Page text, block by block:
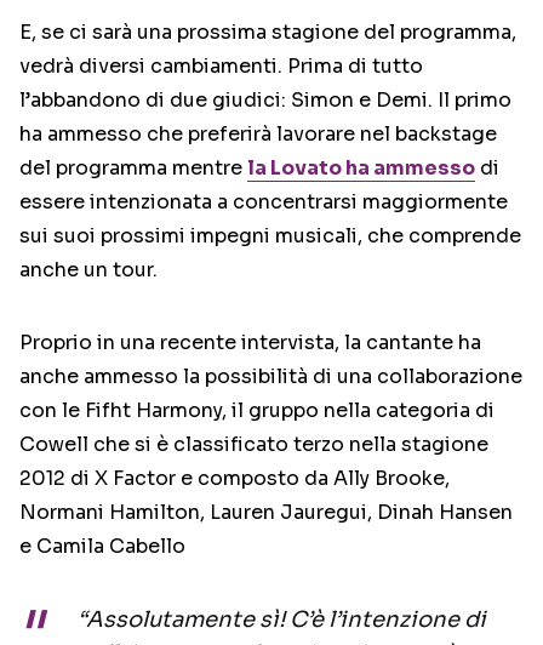
E, se ci sarà una prossima stagione del programma,
vedrà diversi cambiamenti. Prima di tutto
l’abbandono di due giudici: Simon e Demi. Il primo
ha ammesso che preferirà lavorare nel backstage
del programma mentre la Lovato ha ammesso di
essere intenzionata a concentrarsi maggiormente
sui suoi prossimi impegni musicali, che comprende
anche un tour.
Proprio in una recente intervista, la cantante ha
anche ammesso la possibilità di una collaborazione
con le Fifht Harmony, il gruppo nella categoria di
Cowell che si è classificato terzo nella stagione
2012 di X Factor e composto da Ally Brooke,
Normani Hamilton, Lauren Jauregui, Dinah Hansen
e Camila Cabello
“Assolutamente sì! C’è l’intenzione di